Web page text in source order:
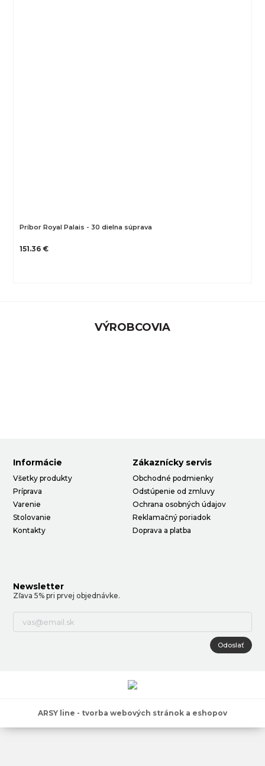
Príbor Royal Palais - 30 dielna súprava
151.36 €
VÝROBCOVIA
Informácie
Všetky produkty
Príprava
Varenie
Stolovanie
Kontakty
Zákaznícky servis
Obchodné podmienky
Odstúpenie od zmluvy
Ochrana osobných údajov
Reklamačný poriadok
Doprava a platba
Newsletter
Zľava 5% pri prvej objednávke.
Odoslať
ARSY line - tvorba webových stránok a eshopov